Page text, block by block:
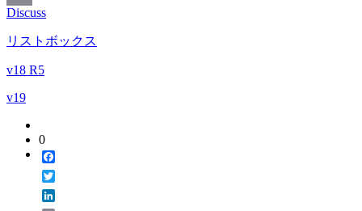
Email
Discuss
リストボックス
v18 R5
v19
0